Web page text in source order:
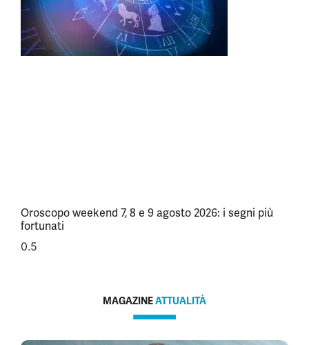
Oroscopo weekend 7, 8 e 9 agosto 2026: i segni più
fortunati
MAGAZINEATTUALITÀ